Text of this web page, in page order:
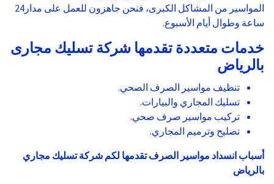
المواسير من المشاكل الكبرى، فنحن جاهزون للعمل على مدار24
ساعة وطوال أيام الأسبوع.
خدمات متعددة تقدمها شركة تسليك مجارى
بالرياض
تنظيف مواسير الصرف الصحي.
تسليك المجاري والبيارات.
تركيب مواسير صرف صحي.
تصليح وترميم المجاري.
أسباب انسداد مواسير الصرف تقدمها لكم شركة تسليك مجاري
بالرياض